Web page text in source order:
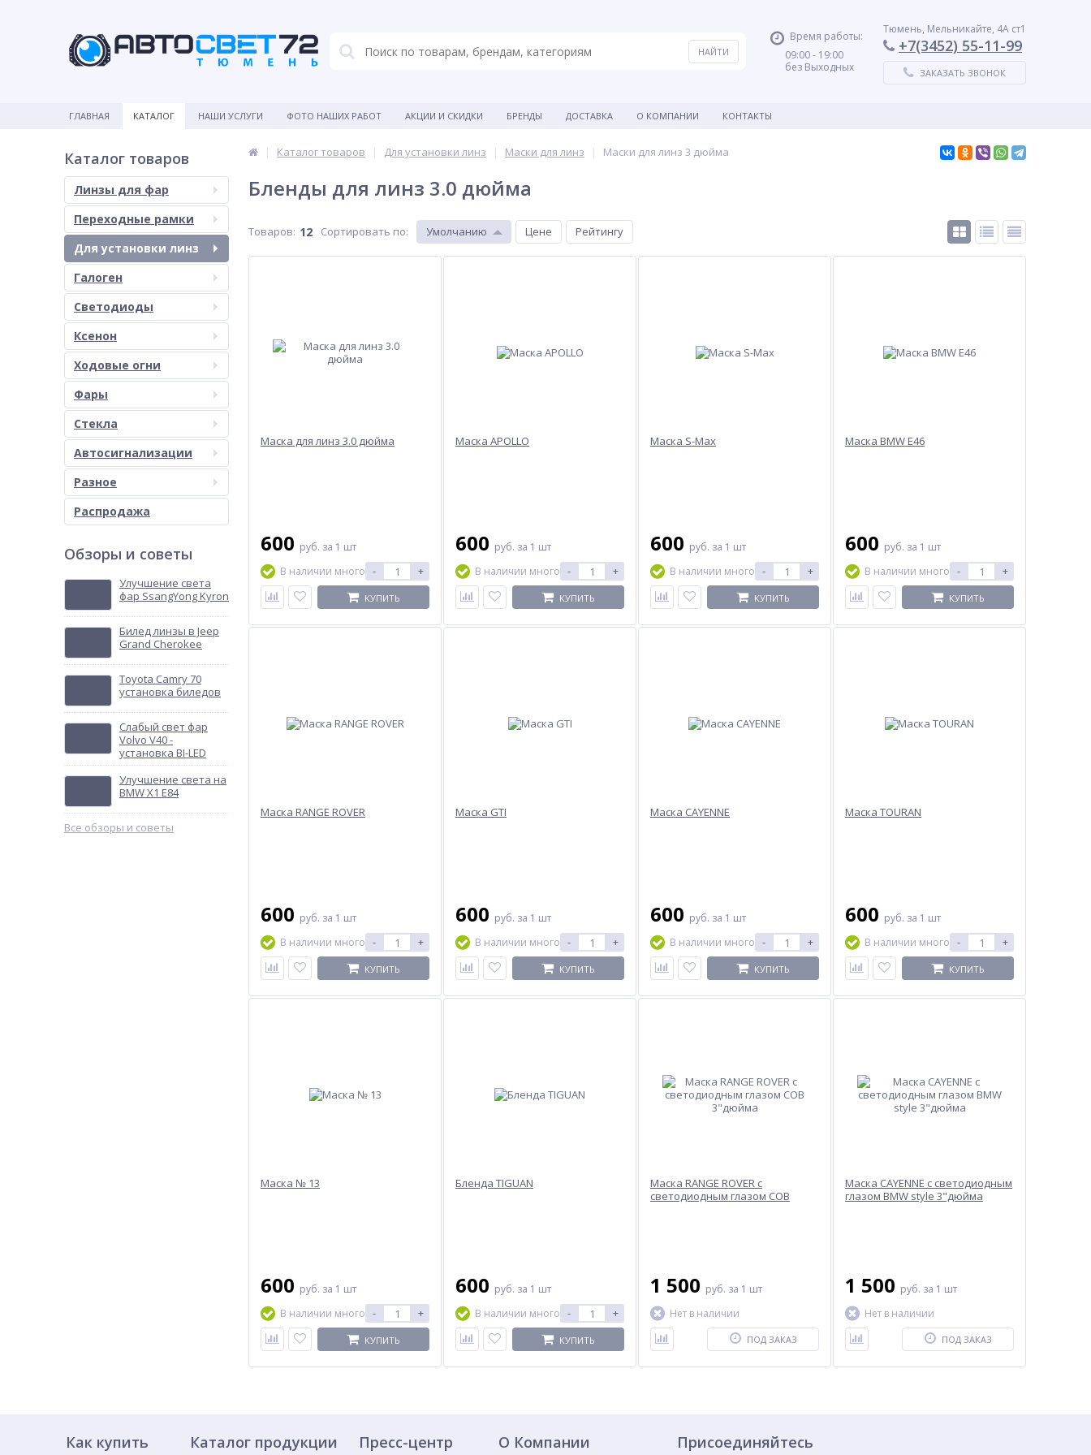
Время работы:
09:00 - 19:00
без Выходных
Тюмень, Мельникайте, 4А ст1
+7(3452) 55-11-99
ЗАКАЗАТЬ ЗВОНОК
ГЛАВНАЯ КАТАЛОГ НАШИ УСЛУГИ ФОТО НАШИХ РАБОТ АКЦИИ И СКИДКИ БРЕНДЫ ДОСТАВКА О КОМПАНИИ КОНТАКТЫ
Каталог товаров
Линзы для фар
Переходные рамки
Для установки линз
Галоген
Светодиоды
Ксенон
Ходовые огни
Фары
Стекла
Автосигнализации
Разное
Распродажа
Обзоры и советы
Улучшение света
фар SsangYong Kyron
Билед линзы в Jeep
Grand Cherokee
Toyota Camry 70
установка биледов
Слабый свет фар
Volvo V40 -
установка BI-LED
Улучшение света на
BMW X1 E84
Все обзоры и советы
Каталог товаров Для установки линз Маски для линз Маски для линз 3 дюйма
Бленды для линз 3.0 дюйма
Товаров: 12 Сортировать по: Умолчанию Цене Рейтингу
Маска для линз 3.0 дюйма
600 руб. за 1 шт
В наличии много - +
КУПИТЬ
Маска APOLLO
600 руб. за 1 шт
В наличии много - +
КУПИТЬ
Маска S-Max
600 руб. за 1 шт
В наличии много - +
КУПИТЬ
Маска BMW E46
600 руб. за 1 шт
В наличии много - +
КУПИТЬ
Маска RANGE ROVER
600 руб. за 1 шт
В наличии много - +
КУПИТЬ
Маска GTI
600 руб. за 1 шт
В наличии много - +
КУПИТЬ
Маска CAYENNE
600 руб. за 1 шт
В наличии много - +
КУПИТЬ
Маска TOURAN
600 руб. за 1 шт
В наличии много - +
КУПИТЬ
Маска № 13
600 руб. за 1 шт
В наличии много - +
КУПИТЬ
Бленда TIGUAN
600 руб. за 1 шт
В наличии много - +
КУПИТЬ
Маска RANGE ROVER c
светодиодным глазом COB
1 500 руб. за 1 шт
Нет в наличии
ПОД ЗАКАЗ
Маска CAYENNE c светодиодным
глазом BMW style 3"дюйма
1 500 руб. за 1 шт
Нет в наличии
ПОД ЗАКАЗ
Как купить Каталог продукции Пресс-центр О Компании Присоединяйтесь